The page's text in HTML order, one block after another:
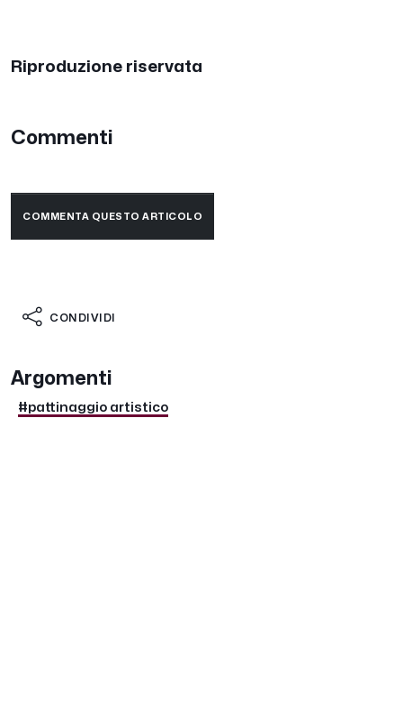
Riproduzione riservata
Commenti
COMMENTA QUESTO ARTICOLO
CONDIVIDI
Argomenti
#pattinaggio artistico